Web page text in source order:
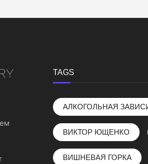
TAGS
АЛКОГОЛЬНАЯ
ВИКТОР ЮЩЕНКО
ВИШНЕВАЯ ГОРКА